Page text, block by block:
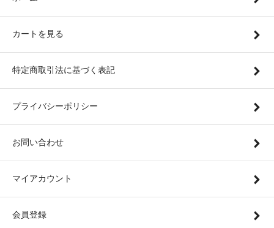
カートを見る
特定商取引法に基づく表記
プライバシーポリシー
お問い合わせ
マイアカウント
会員登録